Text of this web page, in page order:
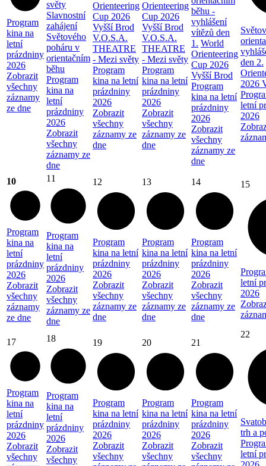
Program
kina na
letní
prázdniny
2026
Zobrazit
všechny
záznamy
ze dne
světy
Slavnostní
zahájení
Světového
poháru v
orientačním
běhu
Program
kina na
letní
prázdniny
2026
Zobrazit
všechny
záznamy ze
dne
Orienteering
Cup 2026
Vyšší Brod
V.O.S.A.
THEATRE
- Mezi světy
Program
kina na letní
prázdniny
2026
Zobrazit
všechny
záznamy ze
dne
Orienteering
Cup 2026
Vyšší Brod
V.O.S.A.
THEATRE
- Mezi světy
Program
kina na letní
prázdniny
2026
Zobrazit
všechny
záznamy ze
dne
běhu -
vyhlášení
vítězů den
1. World
Orienteering
Cup 2026
Vyšší Brod
Program
kina na letní
prázdniny
2026
Zobrazit
všechny
záznamy ze
dne
den 2.
2026
letní
2026
10
Program
kina na
letní
prázdniny
2026
Zobrazit
všechny
záznamy
ze dne
11
Program
kina na
letní
prázdniny
2026
Zobrazit
všechny
záznamy ze
dne
12
Program
kina na letní
prázdniny
2026
Zobrazit
všechny
záznamy ze
dne
13
Program
kina na letní
prázdniny
2026
Zobrazit
všechny
záznamy ze
dne
14
Program
kina na letní
prázdniny
2026
Zobrazit
všechny
záznamy ze
dne
15
letní
2026
17
Program
kina na
letní
prázdniny
2026
Zobrazit
všechny
18
Program
kina na
letní
prázdniny
2026
Zobrazit
všechny
19
Program
kina na letní
prázdniny
2026
Zobrazit
všechny
20
Program
kina na letní
prázdniny
2026
Zobrazit
všechny
21
Program
kina na letní
prázdniny
2026
Zobrazit
všechny
22
trh a
letní